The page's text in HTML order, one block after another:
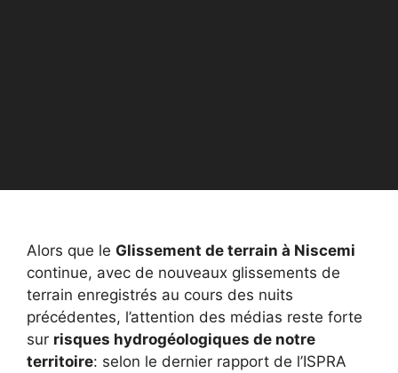
Alors que le Glissement de terrain à Niscemi
continue, avec de nouveaux glissements de
terrain enregistrés au cours des nuits
précédentes, l’attention des médias reste forte
sur risques hydrogéologiques de notre
territoire: selon le dernier rapport de l’ISPRA